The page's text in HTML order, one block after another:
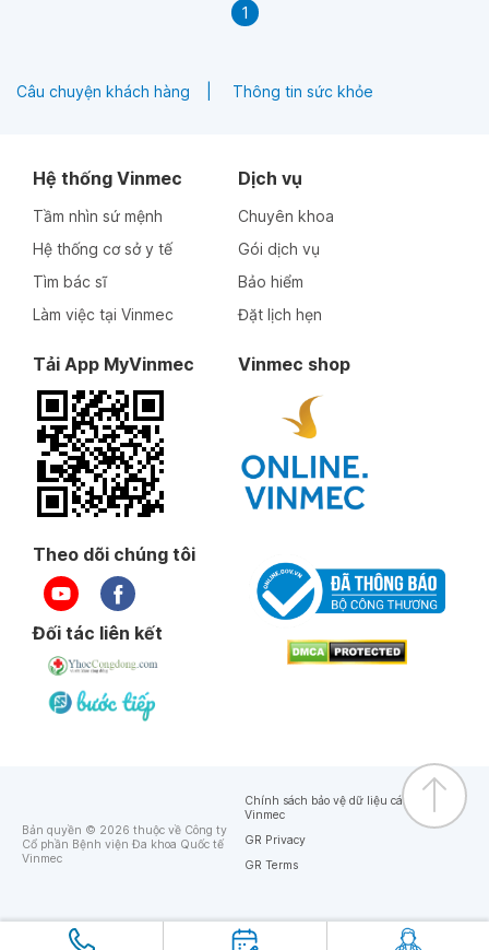
1
Câu chuyện khách hàng Thông tin sức khỏe
Hệ thống Vinmec
Tầm nhìn sứ mệnh
Hệ thống cơ sở y tế
Tìm bác sĩ
Làm việc tại Vinmec
Dịch vụ
Chuyên khoa
Gói dịch vụ
Bảo hiểm
Đặt lịch hẹn
Tải App MyVinmec Vinmec shop
Theo dõi chúng tôi
Đối tác liên kết
Bản quyền © 2026 thuộc về Công ty
Cổ phần Bệnh viện Đa khoa Quốc tế
Vinmec
Chính sách bảo vệ dữ liệu cá nhân của
Vinmec
GR Privacy
GR Terms